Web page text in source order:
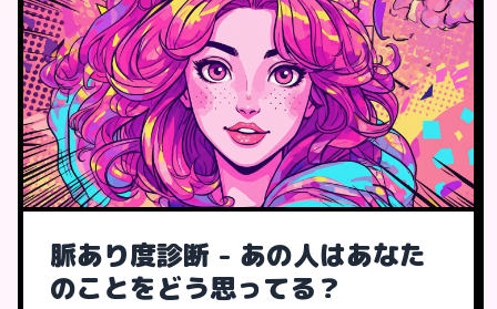
脈あり度診断 - あの人はあなた
のことをどう思ってる？